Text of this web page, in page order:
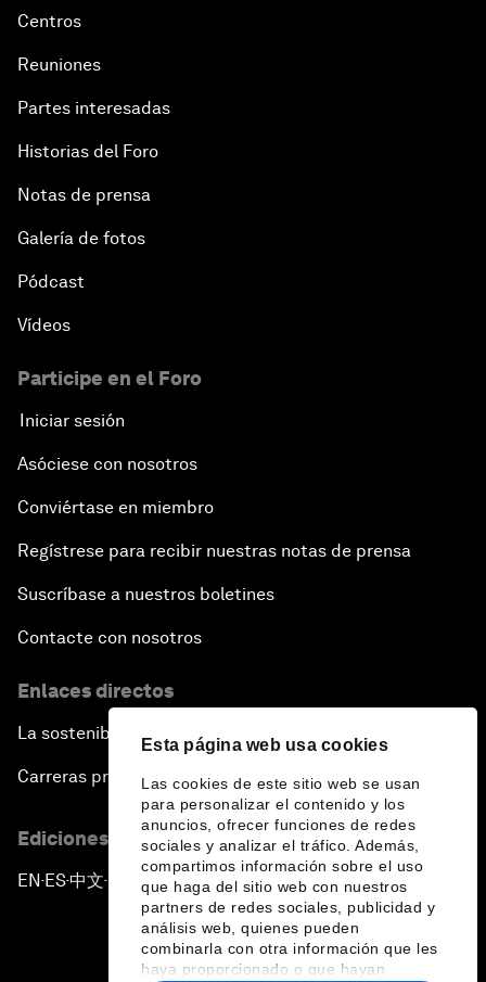
Esta página web usa cookies
Las cookies de este sitio web se usan
para personalizar el contenido y los
anuncios, ofrecer funciones de redes
sociales y analizar el tráfico. Además,
compartimos información sobre el uso
que haga del sitio web con nuestros
partners de redes sociales, publicidad y
análisis web, quienes pueden
combinarla con otra información que les
haya proporcionado o que hayan
Centros
Reuniones
Partes interesadas
Historias del Foro
Notas de prensa
Galería de fotos
Pódcast
Vídeos
Participe en el Foro
Iniciar sesión
Asóciese con nosotros
Conviértase en miembro
Regístrese para recibir nuestras notas de prensa
Suscríbase a nuestros boletines
Contacte con nosotros
Enlaces directos
La sostenibilidad en el Foro
Carreras profesionales
Ediciones en otros idiomas
EN ▪ ES▪中文▪ 日本語